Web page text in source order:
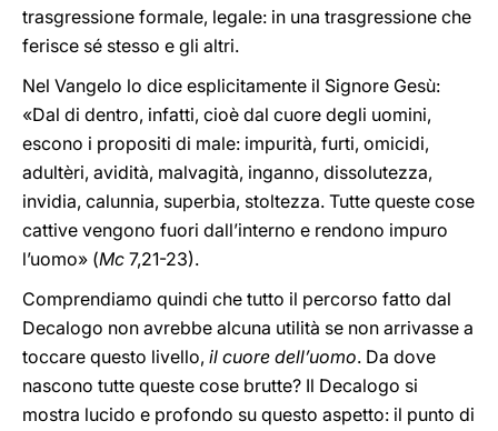
trasgressione formale, legale: in una trasgressione che
ferisce sé stesso e gli altri.
Nel Vangelo lo dice esplicitamente il Signore Gesù:
«Dal di dentro, infatti, cioè dal cuore degli uomini,
escono i propositi di male: impurità, furti, omicidi,
adultèri, avidità, malvagità, inganno, dissolutezza,
invidia, calunnia, superbia, stoltezza. Tutte queste cose
cattive vengono fuori dall’interno e rendono impuro
l’uomo» (Mc 7,21-23).
Comprendiamo quindi che tutto il percorso fatto dal
Decalogo non avrebbe alcuna utilità se non arrivasse a
toccare questo livello, il cuore dell’uomo. Da dove
nascono tutte queste cose brutte? Il Decalogo si
mostra lucido e profondo su questo aspetto: il punto di